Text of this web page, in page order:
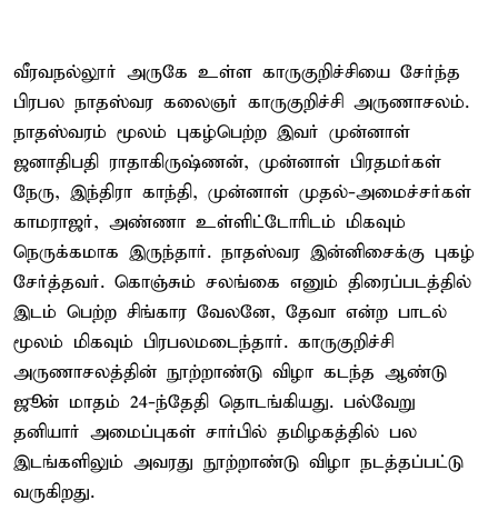
வீரவநல்லூர் அருகே உள்ள காருகுறிச்சியை சேர்ந்த
பிரபல நாதஸ்வர கலைஞர் காருகுறிச்சி அருணாசலம்.
நாதஸ்வரம் மூலம் புகழ்பெற்ற இவர் முன்னாள்
ஜனாதிபதி ராதாகிருஷ்ணன், முன்னாள் பிரதமர்கள்
நேரு, இந்திரா காந்தி, முன்னாள் முதல்-அமைச்சர்கள்
காமராஜர், அண்ணா உள்ளிட்டோரிடம் மிகவும்
நெருக்கமாக இருந்தார். நாதஸ்வர இன்னிசைக்கு புகழ்
சேர்த்தவர். கொஞ்சும் சலங்கை எனும் திரைப்படத்தில்
இடம் பெற்ற சிங்கார வேலனே, தேவா என்ற பாடல்
மூலம் மிகவும் பிரபலமடைந்தார். காருகுறிச்சி
அருணாசலத்தின் நூற்றாண்டு விழா கடந்த ஆண்டு
ஜூன் மாதம் 24-ந்தேதி தொடங்கியது. பல்வேறு
தனியார் அமைப்புகள் சார்பில் தமிழகத்தில் பல
இடங்களிலும் அவரது நூற்றாண்டு விழா நடத்தப்பட்டு
வருகிறது.